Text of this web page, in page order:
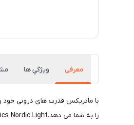
معرفی ويژگي ها
با ماتریکس قدرت های درونی خود